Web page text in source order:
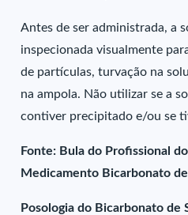
Antes de ser administrada, a
inspecionada visualmente
de partículas, turvação na
na ampola. Não utilizar se a
contiver precipitado e/ou se
Fonte: Bula do Profissional do
Medicamento Bicarbonato
Posologia do Bicarbonato de